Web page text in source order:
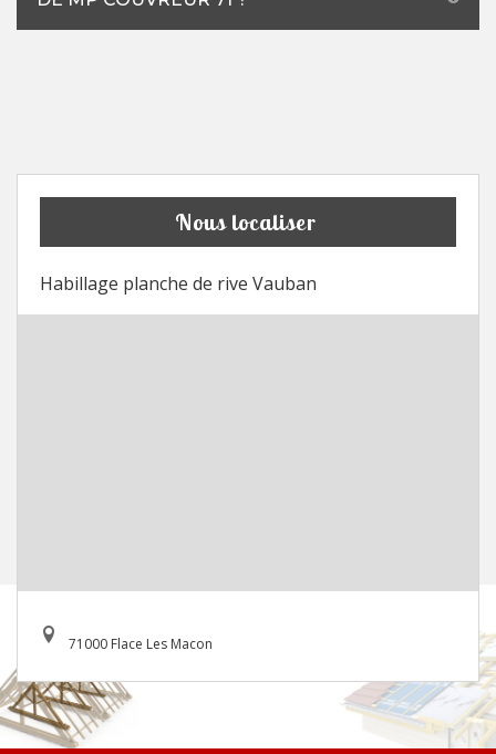
Nous localiser
Habillage planche de rive Vauban
71000 Flace Les Macon